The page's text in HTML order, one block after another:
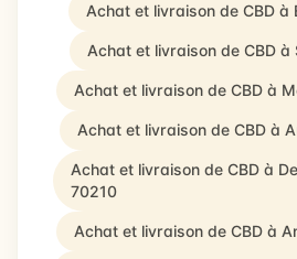
Achat et livraison de CBD à
Achat et livraison de CBD à
Achat et livraison de CBD à
Achat et livraison de CBD à
Achat et livraison de CBD à
70210
Achat et livraison de CBD à